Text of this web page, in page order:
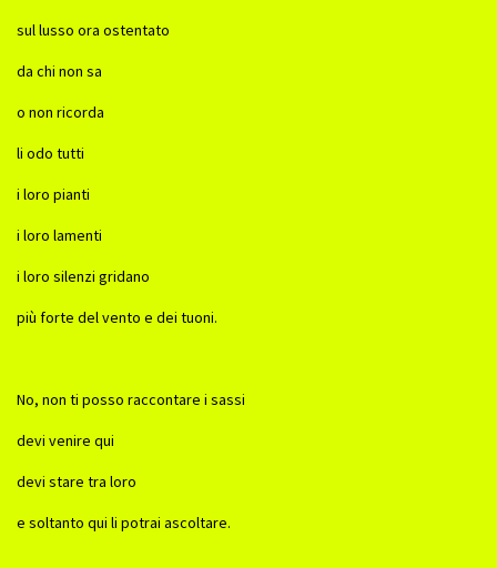
sul lusso ora ostentato
da chi non sa
o non ricorda
li odo tutti
i loro pianti
i loro lamenti
i loro silenzi gridano
più forte del vento e dei tuoni.
No, non ti posso raccontare i sassi
devi venire qui
devi stare tra loro
e soltanto qui li potrai ascoltare.